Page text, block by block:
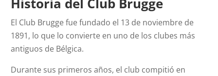
Historia del Club Brugge
El Club Brugge fue fundado el 13 de noviembre de
1891, lo que lo convierte en uno de los clubes más
antiguos de Bélgica.
Durante sus primeros años, el club compitió en